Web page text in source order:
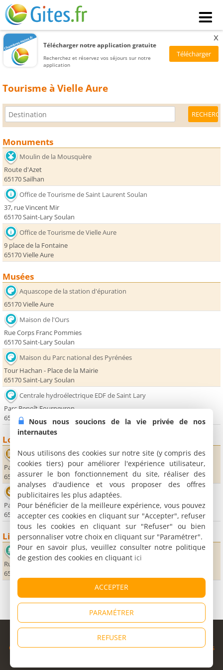
Télécharger notre application gratuite
Recherchez et réservez vos séjours sur notre
application
x
Tourisme à Vielle Aure
Monuments
Moulin de la Mousquère
Route d'Azet
65170 Sailhan
Office de Tourisme de Saint Laurent Soulan
37, rue Vincent Mir
65170 Saint-Lary Soulan
Office de Tourisme de Vielle Aure
9 place de la Fontaine
65170 Vielle Aure
Musées
Aquascope de la station d'épuration
65170 Vielle Aure
Maison de l'Ours
Rue Corps Franc Pommies
65170 Saint-Lary Soulan
Maison du Parc national des Pyrénées
Tour Hachan - Place de la Mairie
65170 Saint-Lary Soulan
Centrale hydroélectrique EDF de Saint Lary
Parc Benoît Fourneyron
65170 Saint-Lary Soulan
Loisirs
Cinéma Le Lary
Parking du téléphérique
65170 Saint-Lary Soulan
Thermes de Saint-Lary Soulan
Parc thermal
65170 Saint-Lary Soulan
Lieux sportifs
Patinoire
Rue du corps Franc Pommies
65170 Saint-Lary Soulan
© Copyright 1998 - 2026
Cybevasion|Mentions légales|Confidentialité|CGU|Informations
Nous nous soucions de la vie privée de nos
internautes
Nous utilisons des cookies sur notre site (y compris des
cookies tiers) pour améliorer l'expérience utilisateur,
assurer le bon fonctionnement du site, réaliser des
analyses d'audience et vous proposer des offres
publicitaires les plus adaptées.
Pour bénéficier de la meilleure expérience, vous pouvez
accepter ces cookies en cliquant sur "Accepter", refuser
tous les cookies en cliquant sur "Refuser" ou bien
personnaliser votre choix en cliquant sur "Paramétrer".
Pour en savoir plus, veuillez consulter notre politique
de gestion des cookies en cliquant ici
ACCEPTER
PARAMÉTRER
REFUSER